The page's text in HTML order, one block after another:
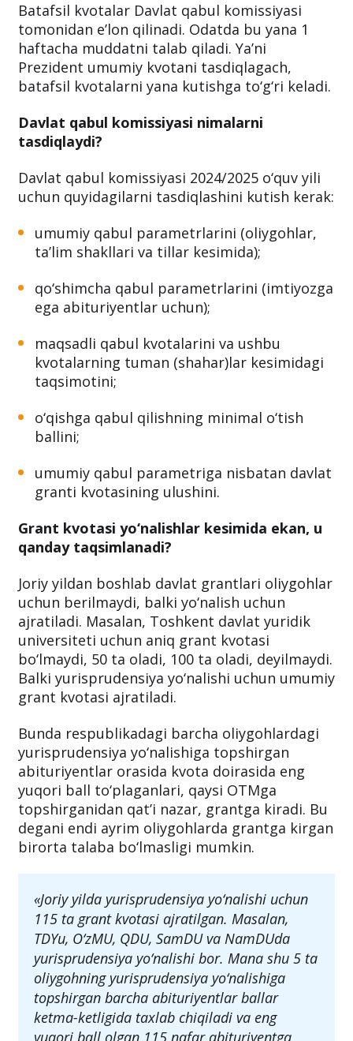
Batafsil kvotalar Davlat qabul komissiyasi
tomonidan e’lon qilinadi. Odatda bu yana 1
haftacha muddatni talab qiladi. Ya’ni
Prezident umumiy kvotani tasdiqlagach,
batafsil kvotalarni yana kutishga to‘g‘ri keladi.
Davlat qabul komissiyasi nimalarni
tasdiqlaydi?
Davlat qabul komissiyasi 2024/2025 o‘quv yili
uchun quyidagilarni tasdiqlashini kutish kerak:
umumiy qabul parametrlarini (oliygohlar,
ta’lim shakllari va tillar kesimida);
qo‘shimcha qabul parametrlarini (imtiyozga
ega abituriyentlar uchun);
maqsadli qabul kvotalarini va ushbu
kvotalarning tuman (shahar)lar kesimidagi
taqsimotini;
o‘qishga qabul qilishning minimal o‘tish
ballini;
umumiy qabul parametriga nisbatan davlat
granti kvotasining ulushini.
Grant kvotasi yo‘nalishlar kesimida ekan, u
qanday taqsimlanadi?
Joriy yildan boshlab davlat grantlari oliygohlar
uchun berilmaydi, balki yo‘nalish uchun
ajratiladi. Masalan, Toshkent davlat yuridik
universiteti uchun aniq grant kvotasi
bo‘lmaydi, 50 ta oladi, 100 ta oladi, deyilmaydi.
Balki yurisprudensiya yo‘nalishi uchun umumiy
grant kvotasi ajratiladi.
Bunda respublikadagi barcha oliygohlardagi
yurisprudensiya yo‘nalishiga topshirgan
abituriyentlar orasida kvota doirasida eng
yuqori ball to‘plaganlari, qaysi OTMga
topshirganidan qat’i nazar, grantga kiradi. Bu
degani endi ayrim oliygohlarda grantga kirgan
birorta talaba bo‘lmasligi mumkin.
«Joriy yilda yurisprudensiya yo‘nalishi uchun
115 ta grant kvotasi ajratilgan. Masalan,
TDYu, O‘zMU, QDU, SamDU va NamDUda
yurisprudensiya yo‘nalishi bor. Mana shu 5 ta
oliygohning yurisprudensiya yo‘nalishiga
topshirgan barcha abituriyentlar ballar
ketma-ketligida taxlab chiqiladi va eng
yuqori ball olgan 115 nafar abituriyentga